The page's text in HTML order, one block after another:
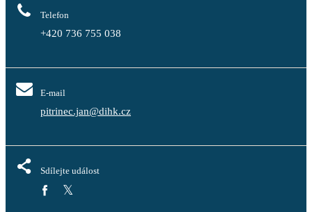
Telefon
+420 736 755 038
E-mail
pitrinec.jan@dihk.cz
Sdílejte událost